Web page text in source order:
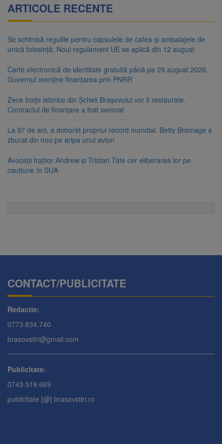
ARTICOLE RECENTE
Se schimbă regulile pentru capsulele de cafea și ambalajele de
unică folosință. Noul regulament UE se aplică din 12 august
Carte electronică de identitate gratuită până pe 29 august 2026.
Guvernul menține finanțarea prin PNRR
Zece troițe istorice din Șcheii Brașovului vor fi restaurate.
Contractul de finanțare a fost semnat
La 97 de ani, a doborât propriul record mondial. Betty Bromage a
zburat din nou pe aripa unui avion
Avocații fraților Andrew și Tristan Tate cer eliberarea lor pe
cauțiune în SUA
CONTACT/PUBLICITATE
Redactie:
0773.834.740
brasovstiri@gmail.com
Publicitate:
0743.519.669
publicitate [@] brasovstiri.ro